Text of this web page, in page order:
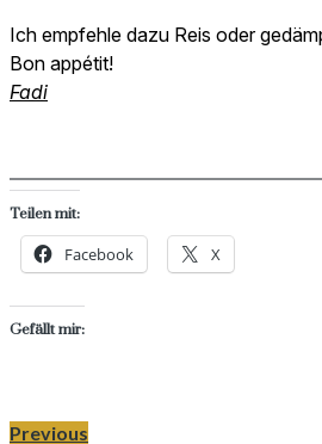
Ich empfehle dazu Reis oder
Bon appétit!
Fadi
Teilen mit:
Facebook X
Gefällt mir:
Previous